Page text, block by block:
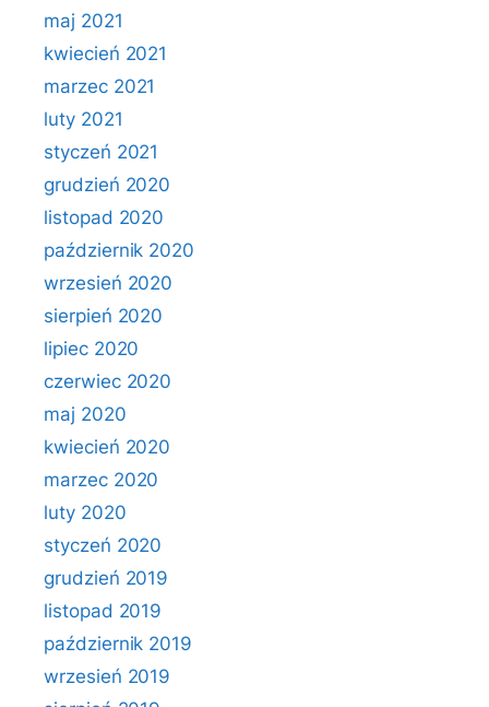
maj 2021
kwiecień 2021
marzec 2021
luty 2021
styczeń 2021
grudzień 2020
listopad 2020
październik 2020
wrzesień 2020
sierpień 2020
lipiec 2020
czerwiec 2020
maj 2020
kwiecień 2020
marzec 2020
luty 2020
styczeń 2020
grudzień 2019
listopad 2019
październik 2019
wrzesień 2019